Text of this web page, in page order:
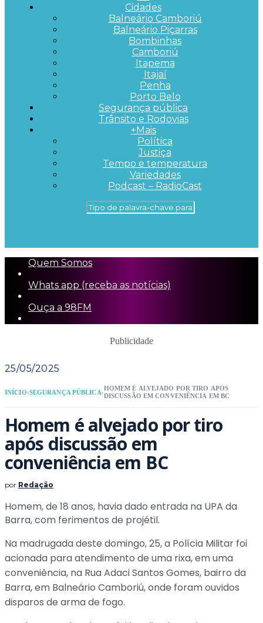
Cidades
Balneário Camboriú
Balneário Piçarras
Bombinhas
Camboriú
Itapema
Itajaí
Penha
Porto Belo
Segurança pública
Trânsito e Rodovias
+Mais
Política
Justiça
Tempo e temperatura
Variedades
Podcast – RadioCast
Quem Somos
Whats app (receba as notícias)
Ouça a 98FM
Publicidade
25/05/2025
INÍCIO›SEGURANÇA PÚBLICA›
HOMEM É ALVEJADO POR TIRO APÓS
DISCUSSÃO EM CONVENIÊNCIA EM BC
Homem é alvejado por tiro
após discussão em
conveniência em BC
por Redação
Homem, de 18 anos, havia dado entrada na UPA da
Barra, com ferimentos de projétil.
Na madrugada deste domingo, 25, a Polícia Militar foi
acionada para atendimento de uma rixa, em uma
conveniência, na Rua Adaci Santos Gomes, bairro da
Barra, em Balneário Camboriú, onde foram ouvidos
disparos de arma de fogo.